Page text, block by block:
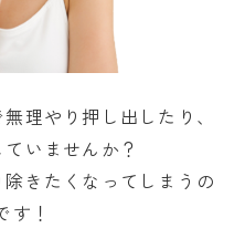
理やり押し出したり、
いませんか？
きたくなってしまうの
す！